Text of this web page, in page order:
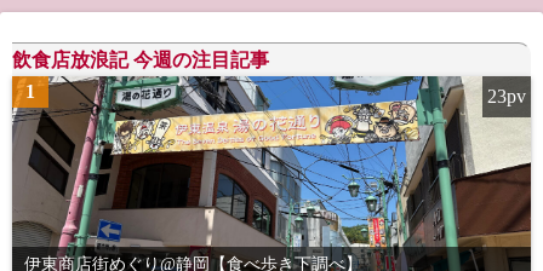
飲食店放浪記 今週の注目記事
1
伊東商店街めぐり@静岡【食べ歩き下調べ】
23pv